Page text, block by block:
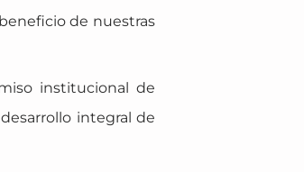
de nuestras
institucional de
integral de